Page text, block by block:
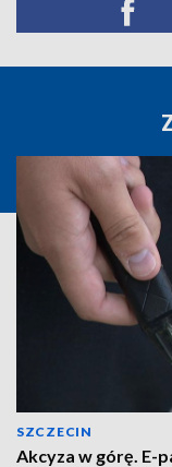
SZCZECIN
Akcyza w górę. E-